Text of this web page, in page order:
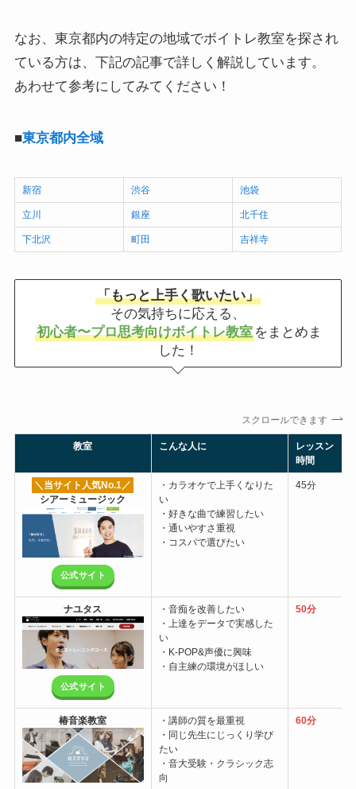
なお、東京都内の特定の地域でボイトレ教室を探され
ている方は、下記の記事で詳しく解説しています。
あわせて参考にしてみてください！
■東京都内全域
新宿 渋谷 池袋
立川 銀座 北千住
下北沢 町田 吉祥寺
「もっと上手く歌いたい」
その気持ちに応える、
初心者〜プロ思考向けボイトレ教室をまとめま
した！
スクロールできます
教室 こんな人に
レッスン
時間
＼当サイト人気No.1 ／
シアーミュージック
公式サイト
・カラオケで上手くなりた
い
・好きな曲で練習したい
・通いやすさ重視
・コスパで選びたい
45分
ナユタス
公式サイト
・音痴を改善したい
・上達をデータで実感した
い
・K-POP&声優に興味
・自主練の環境がほしい
50分
椿音楽教室
・講師の質を最重視
・同じ先生にじっくり学び
たい
・音大受験・クラシック志
向
60分